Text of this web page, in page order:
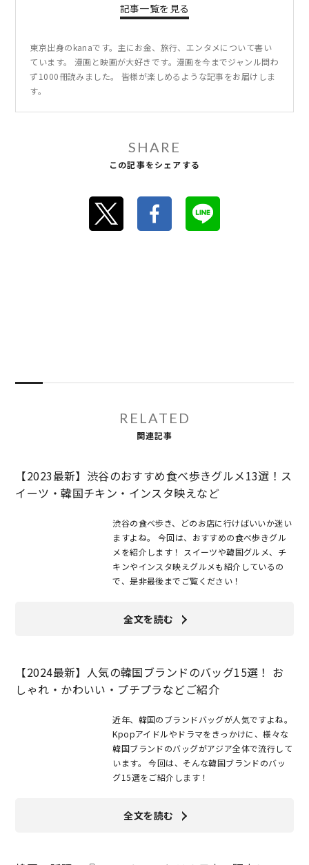
記事一覧を見る
東京出身のkanaです。主にお金、旅行、エンタメについて書い
ています。 漫画と映画が大好きです。漫画を今までジャンル問わ
ず1000冊読みました。 皆様が楽しめるような記事をお届けしま
す。
SHARE
この記事をシェアする
RELATED
関連記事
【2023最新】渋谷のおすすめ食べ歩きグルメ13選！ス
イーツ・韓国チキン・インスタ映えなど
渋谷の食べ歩き、どのお店に行けばいいか迷い
ますよね。 今回は、おすすめの食べ歩きグル
メを紹介します！ スイーツや韓国グルメ、チ
キンやインスタ映えグルメも紹介しているの
で、是非最後までご覧ください！
全文を読む
【2024最新】人気の韓国ブランドのバッグ15選！ お
しゃれ・かわいい・プチプラなどご紹介
近年、韓国のブランドバッグが人気ですよね。
Kpopアイドルやドラマをきっかけに、様々な
韓国ブランドのバッグがアジア全体で流行して
います。 今回は、そんな韓国ブランドのバッ
グ15選をご紹介します！
全文を読む